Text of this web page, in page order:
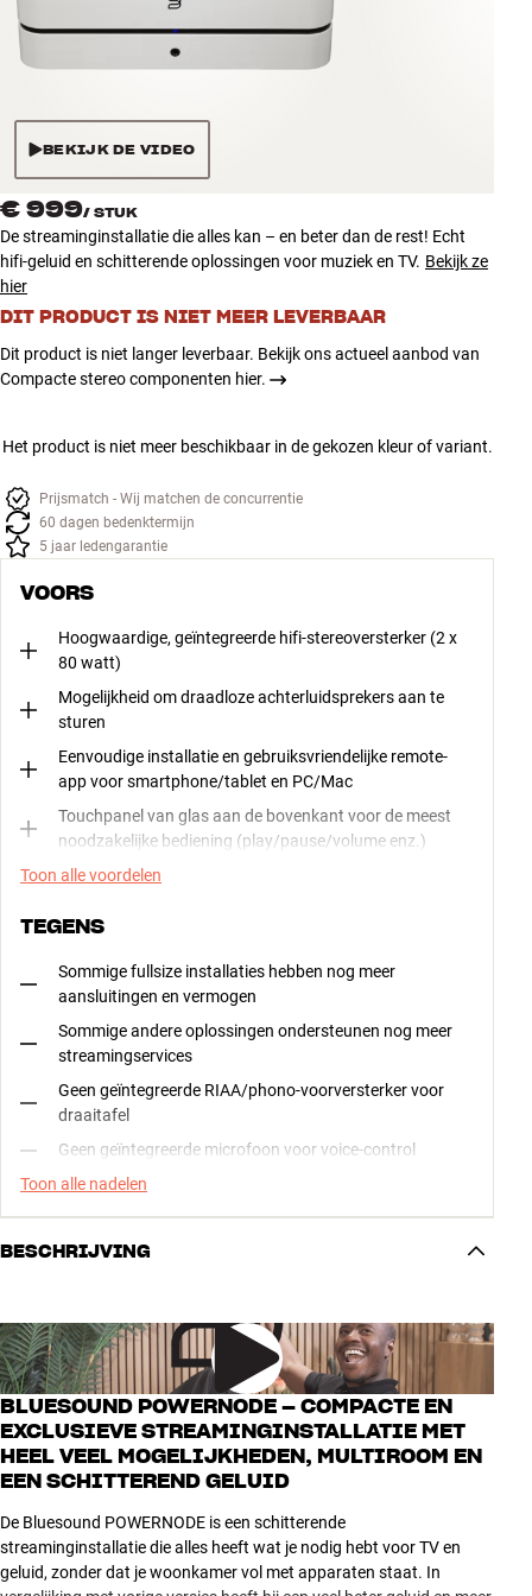
MERKEN
NIEUW
AANBIEDINGEN
Winkels
Klantenservice
Inloggen
BEKIJK DE VIDEO
€ 999/ STUK
De streaminginstallatie die alles kan – en beter dan de rest! Echt
hifi-geluid en schitterende oplossingen voor muziek en TV. Bekijk ze
hier
DIT PRODUCT IS NIET MEER LEVERBAAR
Dit product is niet langer leverbaar. Bekijk ons actueel aanbod van
Compacte stereo componenten hier.
Het product is niet meer beschikbaar in de gekozen kleur of variant.
Prijsmatch - Wij matchen de concurrentie
60 dagen bedenktermijn
5 jaar ledengarantie
VOORS
Hoogwaardige, geïntegreerde hifi-stereoversterker (2 x
80 watt)
Mogelijkheid om draadloze achterluidsprekers aan te
sturen
Eenvoudige installatie en gebruiksvriendelijke remote-
app voor smartphone/tablet en PC/Mac
Touchpanel van glas aan de bovenkant voor de meest
noodzakelijke bediening (play/pause/volume enz.)
Toon alle voordelen
TEGENS
Sommige fullsize installaties hebben nog meer
aansluitingen en vermogen
Sommige andere oplossingen ondersteunen nog meer
streamingservices
Geen geïntegreerde RIAA/phono-voorversterker voor
draaitafel
Geen geïntegreerde microfoon voor voice-control
Toon alle nadelen
BESCHRIJVING
BLUESOUND POWERNODE – COMPACTE EN
EXCLUSIEVE STREAMINGINSTALLATIE MET
HEEL VEEL MOGELIJKHEDEN, MULTIROOM EN
EEN SCHITTEREND GELUID
De Bluesound POWERNODE is een schitterende
streaminginstallatie die alles heeft wat je nodig hebt voor TV en
geluid, zonder dat je woonkamer vol met apparaten staat. In